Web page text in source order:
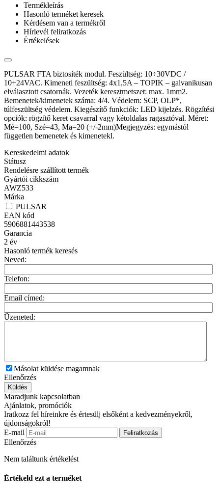
Termékleírás
Hasonló terméket keresek
Kérdésem van a termékről
Hírlevél feliratkozás
Értékelések
PULSAR FTA biztosíték modul. Feszültség: 10÷30VDC /
10÷24VAC. Kimeneti feszültség: 4x1,5A – TOPIK – galvanikusan
elválasztott csatornák. Vezeték keresztmetszet: max. 1mm2.
Bemenetek/kimenetek száma: 4/4. Védelem: SCP, OLP*,
túlfeszültség védelem. Kiegészítő funkciók: LED kijelzés. Rögzítési
opciók: rögzítő keret csavarral vagy kétoldalas ragasztóval. Méret:
Mé=100, Szé=43, Ma=20 (+/-2mm)Megjegyzés: egymástól
független bemenetek és kimenetekl.
Kereskedelmi adatok
Státusz
Rendelésre szállított termék
Gyártói cikkszám
AWZ533
Márka
PULSAR
EAN kód
5906881443538
Garancia
2 év
Hasonló termék keresés
Neved:
Telefon:
Email címed:
Üzeneted:
Másolat küldése magamnak
Ellenőrzés
Küldés
Maradjunk kapcsolatban
Ajánlatok, promóciók
Iratkozz fel híreinkre és értesülj elsőként a kedvezményekről,
újdonságokról!
E-mail
Feliratkozás
Ellenőrzés
Nem találtunk értékelést
Értékeld ezt a terméket